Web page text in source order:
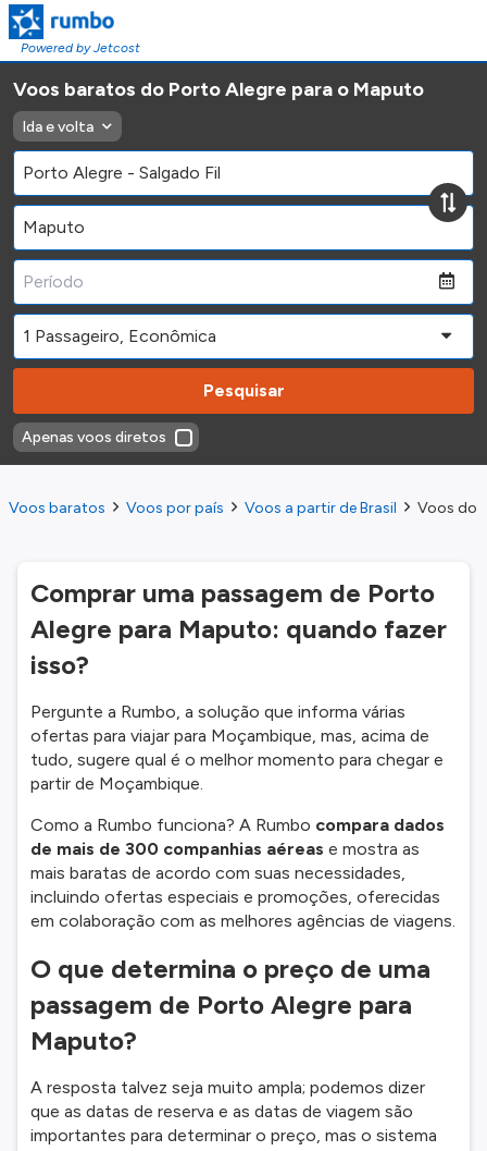
Powered by Jetcost
Voos baratos do Porto Alegre para o Maputo
Ida e volta
Pesquisar
Apenas voos diretos
Voos baratos Voos por país Voos a partir de Brasil Voos do
Comprar uma passagem de Porto
Alegre para Maputo: quando fazer
isso?
Pergunte a Rumbo, a solução que informa várias
ofertas para viajar para Moçambique, mas, acima de
tudo, sugere qual é o melhor momento para chegar e
partir de Moçambique.
Como a Rumbo funciona? A Rumbo compara dados
de mais de 300 companhias aéreas e mostra as
mais baratas de acordo com suas necessidades,
incluindo ofertas especiais e promoções, oferecidas
em colaboração com as melhores agências de viagens.
O que determina o preço de uma
passagem de Porto Alegre para
Maputo?
A resposta talvez seja muito ampla; podemos dizer
que as datas de reserva e as datas de viagem são
importantes para determinar o preço, mas o sistema